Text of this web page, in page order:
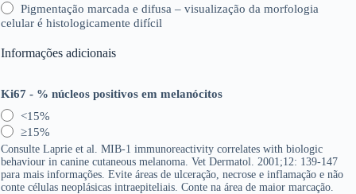
Pigmentação marcada e difusa – visualização da morfologia
celular é histologicamente difícil
Informações adicionais
Ki67 - % núcleos positivos em melanócitos
<15%
≥15%
Consulte Laprie et al. MIB-1 immunoreactivity correlates with biologic
behaviour in canine cutaneous melanoma. Vet Dermatol. 2001;12: 139-147
para mais informações. Evite áreas de ulceração, necrose e inflamação e não
conte células neoplásicas intraepiteliais. Conte na área de maior marcação.